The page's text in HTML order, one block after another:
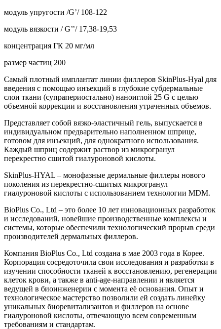
модуль упругости /G’/ 108-122
модуль вязкости / G’’/ 17,38-19,53
концентрация ГК 20 мг/мл
размер частиц 200
Самый плотный имплантат линии филлеров SkinPlus-Hyal для
введения с помощью инъекций в глубокие субдермальные
слои ткани (супрапериостально) наноиглой 25 G с целью
объемной коррекции и восстановления утраченных объемов.
Представляет собой вязко-эластичный гель, выпускается в
индивидуальном предварительно наполненном шприце,
готовом для инъекций, для однократного использования.
Каждый шприц содержит раствор из микрогранул
перекрестно сшитой гиалуроновой кислоты.
SkinPlus-HYAL – монофазные дермальные филлеры нового
поколения из перекрестно-сшитых микрогранул
гиалуроновой кислоты с использованием технологии MDM.
BioPlus Co., Ltd – это более 10 лет инновационных разработок
и исследований, новейшие производственные комплексы и
системы, которые обеспечили технологический прорыв среди
производителей дермальных филлеров.
Компания BioPlus Co., Ltd создана в мае 2003 года в Корее.
Корпорация сосредоточила свои исследования и разработки в
изучении способности тканей к восстановлению, регенерации
клеток крови, а также в anti-age-направлении и является
ведущей в биоинженерии с момента её основания. Опыт и
технологическое мастерство позволили ей создать линейку
уникальных биоревитализантов и филлеров на основе
гиалуроновой кислоты, отвечающую всем современным
требованиям и стандартам.